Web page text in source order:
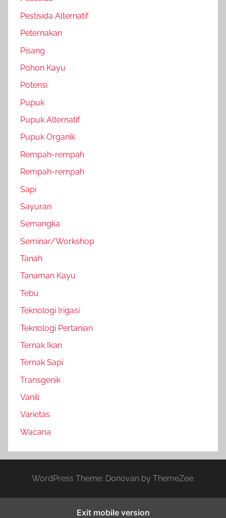
Pestisida Alternatif
Peternakan
Pisang
Pohon Kayu
Potensi
Pupuk
Pupuk Alternatif
Pupuk Organik
Rempah-rempah
Rempah-rempah
Sapi
Sayuran
Semangka
Seminar/Workshop
Tanah
Tanaman Kayu
Tebu
Teknologi Irigasi
Teknologi Pertanian
Ternak Ikan
Ternak Sapi
Transgenik
Vanili
Varietas
Wacana
WordPress Theme: Donovan by ThemeZee.
Exit mobile version